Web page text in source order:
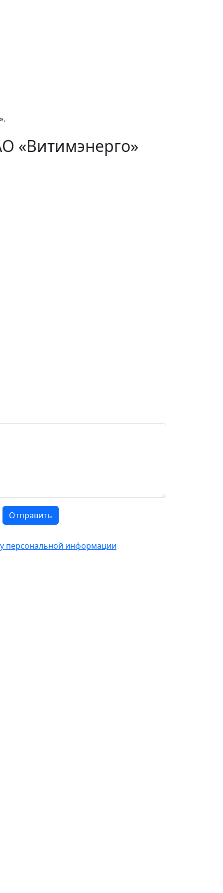
«Витимэнерго»
Отправить
персональной информации